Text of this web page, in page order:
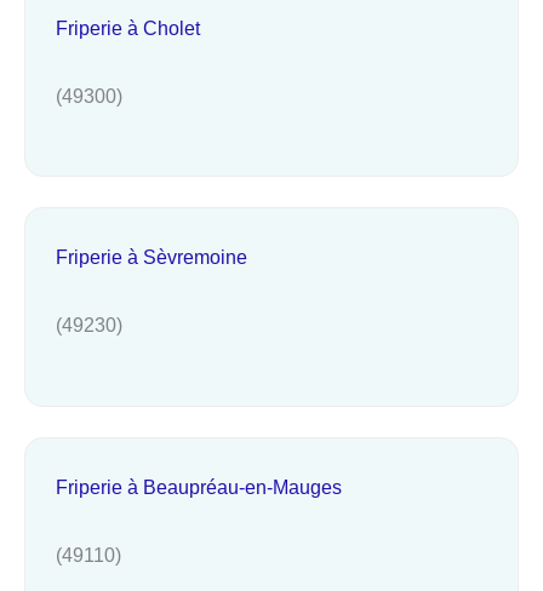
Friperie à Cholet
(49300)
Friperie à Sèvremoine
(49230)
Friperie à Beaupréau-en-Mauges
(49110)